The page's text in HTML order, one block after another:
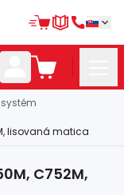
lisovaná matica
C752M,